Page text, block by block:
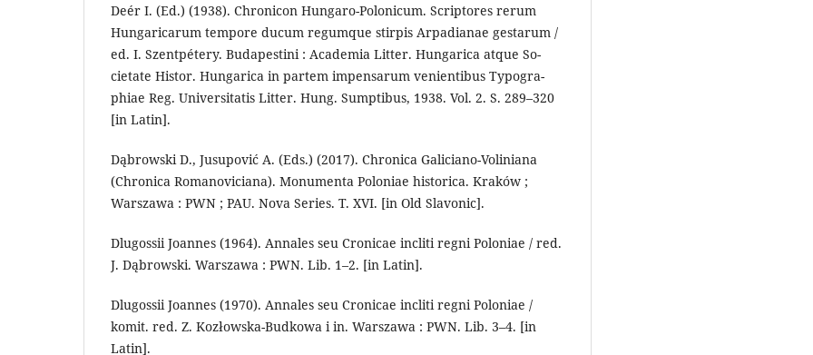
Deér I. (Ed.) (1938). Chronicon Hungaro-Polonicum. Scri­ptores rerum
Hungari­ca­rum tempore ducum regumque stirpis Arpa­di­anae gestarum /
ed. I. Szentpétery. Budapestini : Academia Lit­ter. Hun­ga­ri­ca atque So­
cietate Histor. Hun­garica in partem impensarum veni­entibus Typogra­
phiae Reg. Universitatis Litter. Hung. Sumptibus, 1938. Vol. 2. S. 289–320
[in Latin].
Dąbrowski D., Jusupović A. (Eds.) (2017). Chronica Galiciano-Voliniana
(Chronica Romanoviciana). Monumenta Poloniae historica. Kraków ;
Warszawa : PWN ; PAU. Nova Series. T. XVI. [in Old Slavonic].
Dlugossii Joannes (1964). Annales seu Cronicae incliti regni Poloniae / red.
J. Dąbrowski. War­sza­wa : PWN. Lib. 1–2. [in Latin].
Dlugossii Joannes (1970). Annales seu Cronicae incliti regni Poloniae /
komit. red. Z. Kozłowska-Budkowa i in. War­sza­wa : PWN. Lib. 3–4. [in
Latin].